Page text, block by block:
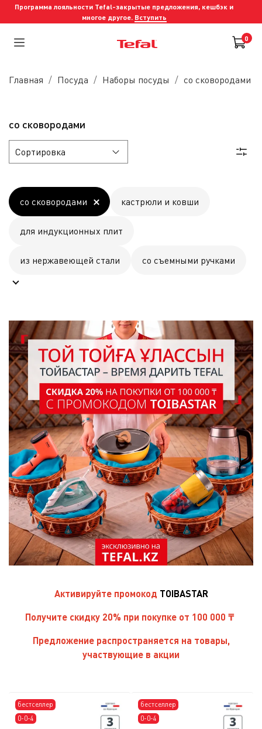
Программа лояльности Tefal-закрытые предложения, кешбэк и
многое другое. Вступить
0
Главная Посуда Наборы посуды со сковородами
со сковородами
со сковородами кастрюли и ковши
для индукционных плит
из нержавеющей стали со съемными ручками
Активируйте промокод TOIBASTAR
Получите скидку 20% при покупке от 100 000 ₸
Предложение распространяется на товары,
участвующие в акции
бестселлер
0-0-4
бестселлер
0-0-4